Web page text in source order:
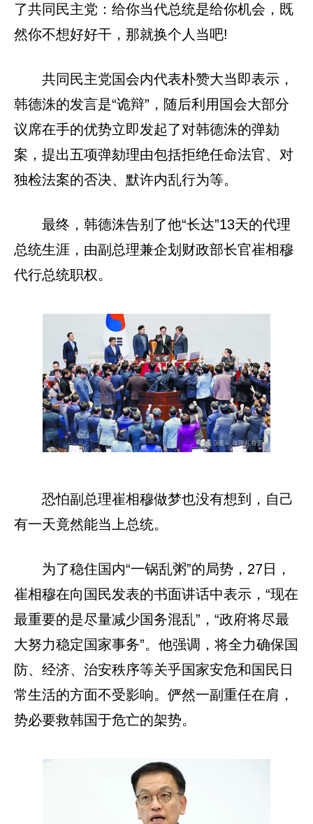
了共同民主党：给你当代总统是给你机会，既
然你不想好好干，那就换个人当吧!
共同民主党国会内代表朴赞大当即表示，
韩德洙的发言是“诡辩”，随后利用国会大部分
议席在手的优势立即发起了对韩德洙的弹劾
案，提出五项弹劾理由包括拒绝任命法官、对
独检法案的否决、默许内乱行为等。
最终，韩德洙告别了他“长达”13天的代理
总统生涯，由副总理兼企划财政部长官崔相穆
代行总统职权。
恐怕副总理崔相穆做梦也没有想到，自己
有一天竟然能当上总统。
为了稳住国内“一锅乱粥”的局势，27日，
崔相穆在向国民发表的书面讲话中表示，“现在
最重要的是尽量减少国务混乱”，“政府将尽最
大努力稳定国家事务”。他强调，将全力确保国
防、经济、治安秩序等关乎国家安危和国民日
常生活的方面不受影响。俨然一副重任在肩，
势必要救韩国于危亡的架势。